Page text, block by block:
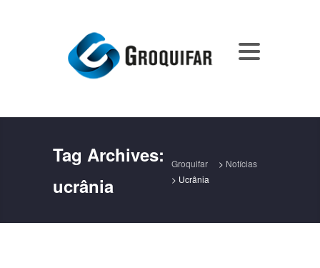
Tag Archives:
ucrânia
Groquifar > Notícias
> Ucrânia